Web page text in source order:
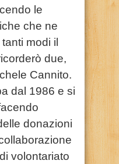
le
che ne
modi il
due,
Cannito.
dal 1986 e si
donazioni
volontariato